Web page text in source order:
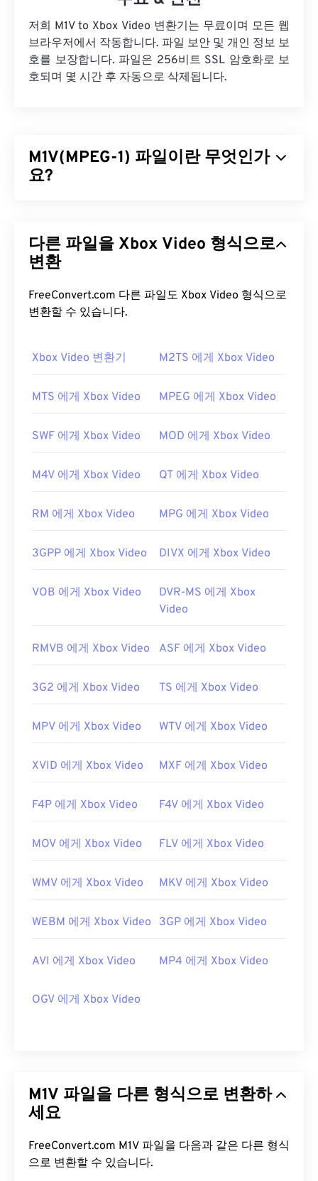
저희 M1V to Xbox Video 변환기는 무료이며 모든 웹
브라우저에서 작동합니다. 파일 보안 및 개인 정보 보
호를 보장합니다. 파일은 256비트 SSL 암호화로 보
호되며 몇 시간 후 자동으로 삭제됩니다.
M1V(MPEG-1) 파일이란 무엇인가
요?
된 형식으로, VHS 및 CD 비디오 파일을 압축하도록
설계되었습니다. 손실 압축을 사용하는 모든 형식 중
장 폭넓게 호환됩니다.
M1V 파일을 열 때는 VLC 미디어 플레이어를 사용하
Windows, Mac OS X, Linux, Unix 등 다양한 운영 체
M1V 파일을 여는 데 문제가 있는 경우 다음을 시도해
오 파일 업데이트를 검색하여 플레이어 소프트웨어
가 최신 버전인지 확인하세요. Windows의 경우, 다음
어 있는지 확인하세요. 다른 방법으로도 문제가 해결
감염되지 않았는지 확인하세요.
최초 출시:
https://en.wikipedia.org/wiki/MPEG-1
다른 파일을 Xbox Video 형식으로
변환
FreeConvert.com 다른 파일도 Xbox Video 형식으로
변환할 수 있습니다.
Xbox Video 변환기 M2TS 에게 Xbox Video
MTS 에게 Xbox Video MPEG 에게 Xbox Video
SWF 에게 Xbox Video MOD 에게 Xbox Video
M4V 에게 Xbox Video QT 에게 Xbox Video
RM 에게 Xbox Video MPG 에게 Xbox Video
3GPP 에게 Xbox Video DIVX 에게 Xbox Video
VOB 에게 Xbox Video
DVR-MS 에게 Xbox
Video
RMVB 에게 Xbox Video ASF 에게 Xbox Video
3G2 에게 Xbox Video TS 에게 Xbox Video
MPV 에게 Xbox Video WTV 에게 Xbox Video
XVID 에게 Xbox Video MXF 에게 Xbox Video
F4P 에게 Xbox Video F4V 에게 Xbox Video
MOV 에게 Xbox Video FLV 에게 Xbox Video
WMV 에게 Xbox Video MKV 에게 Xbox Video
WEBM 에게 Xbox Video 3GP 에게 Xbox Video
AVI 에게 Xbox Video MP4 에게 Xbox Video
OGV 에게 Xbox Video
M1V 파일을 다른 형식으로 변환하
세요
FreeConvert.com M1V 파일을 다음과 같은 다른 형식
으로 변환할 수 있습니다.